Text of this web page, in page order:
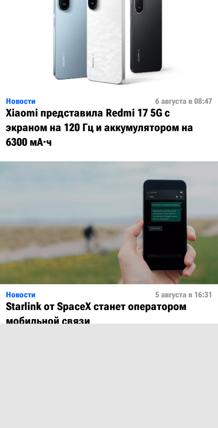
Новости 6 августа в 08:47
Xiaomi представила Redmi 17 5G с
экраном на 120 Гц и аккумулятором на
6300 мА·ч
Новости 5 августа в 16:31
Starlink от SpaceX станет оператором
мобильной связи